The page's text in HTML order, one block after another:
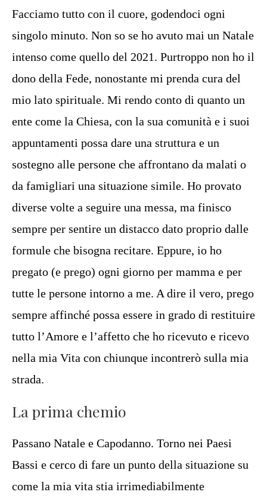
Facciamo tutto con il cuore, godendoci ogni
singolo minuto. Non so se ho avuto mai un Natale
intenso come quello del 2021. Purtroppo non ho il
dono della Fede, nonostante mi prenda cura del
mio lato spirituale. Mi rendo conto di quanto un
ente come la Chiesa, con la sua comunità e i suoi
appuntamenti possa dare una struttura e un
sostegno alle persone che affrontano da malati o
da famigliari una situazione simile. Ho provato
diverse volte a seguire una messa, ma finisco
sempre per sentire un distacco dato proprio dalle
formule che bisogna recitare. Eppure, io ho
pregato (e prego) ogni giorno per mamma e per
tutte le persone intorno a me. A dire il vero, prego
sempre affinché possa essere in grado di restituire
tutto l’Amore e l’affetto che ho ricevuto e ricevo
nella mia Vita con chiunque incontrerò sulla mia
strada.
La prima chemio
Passano Natale e Capodanno. Torno nei Paesi
Bassi e cerco di fare un punto della situazione su
come la mia vita stia irrimediabilmente